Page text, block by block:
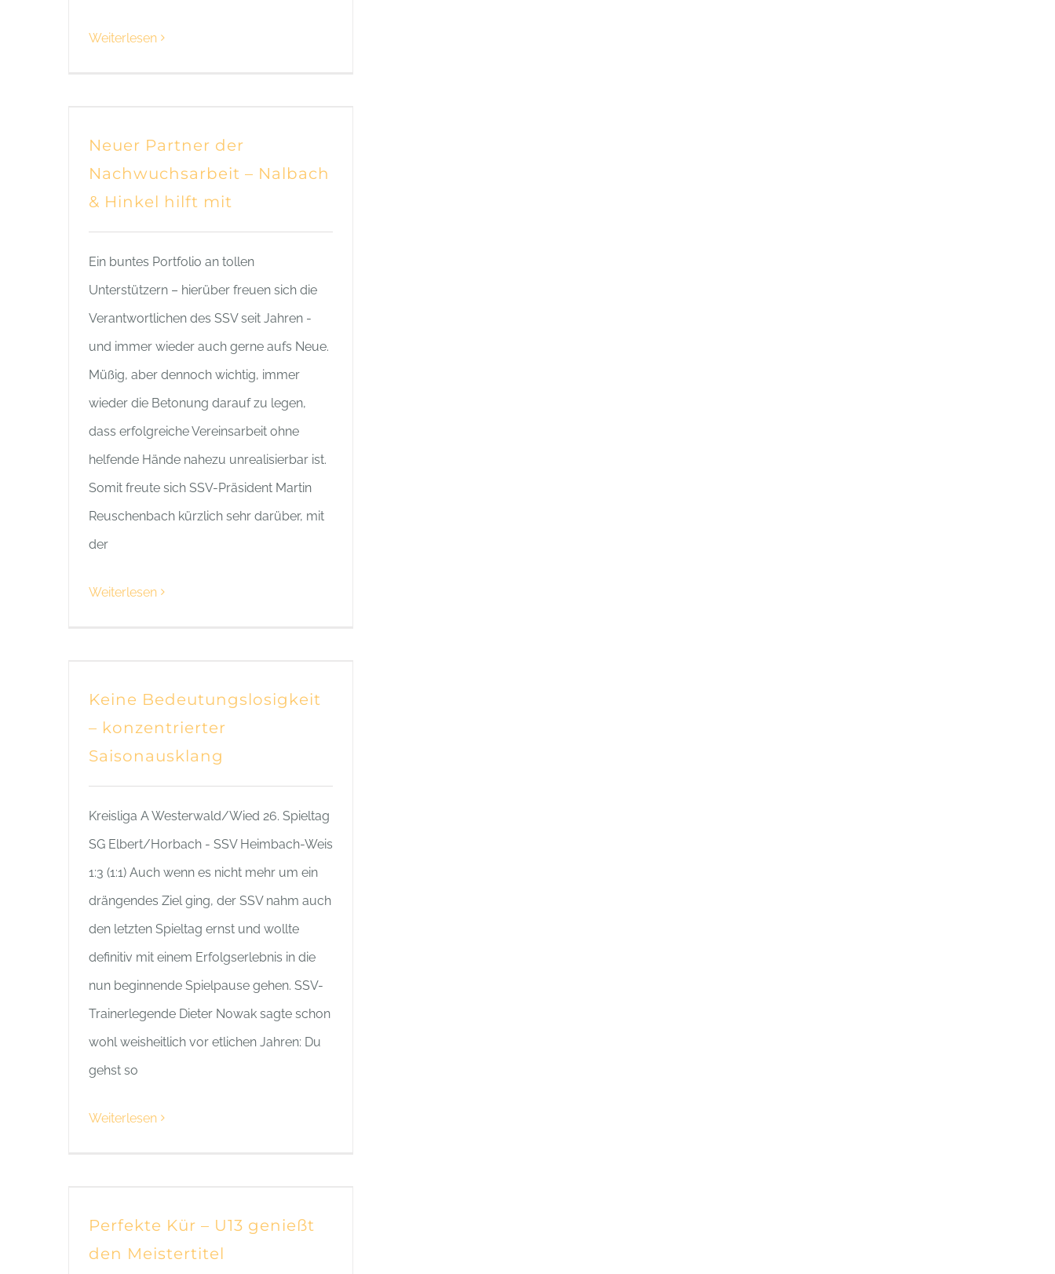
Weiterlesen
Neuer Partner der
Nachwuchsarbeit – Nalbach
& Hinkel hilft mit
Ein buntes Portfolio an tollen
Unterstützern – hierüber freuen sich die
Verantwortlichen des SSV seit Jahren -
und immer wieder auch gerne aufs Neue.
Müßig, aber dennoch wichtig, immer
wieder die Betonung darauf zu legen,
dass erfolgreiche Vereinsarbeit ohne
helfende Hände nahezu unrealisierbar ist.
Somit freute sich SSV-Präsident Martin
Reuschenbach kürzlich sehr darüber, mit
der
Weiterlesen
Keine Bedeutungslosigkeit
– konzentrierter
Saisonausklang
Kreisliga A Westerwald/Wied 26. Spieltag
SG Elbert/Horbach - SSV Heimbach-Weis
1:3 (1:1) Auch wenn es nicht mehr um ein
drängendes Ziel ging, der SSV nahm auch
den letzten Spieltag ernst und wollte
definitiv mit einem Erfolgserlebnis in die
nun beginnende Spielpause gehen. SSV-
Trainerlegende Dieter Nowak sagte schon
wohl weisheitlich vor etlichen Jahren: Du
gehst so
Weiterlesen
Perfekte Kür – U13 genießt
den Meistertitel